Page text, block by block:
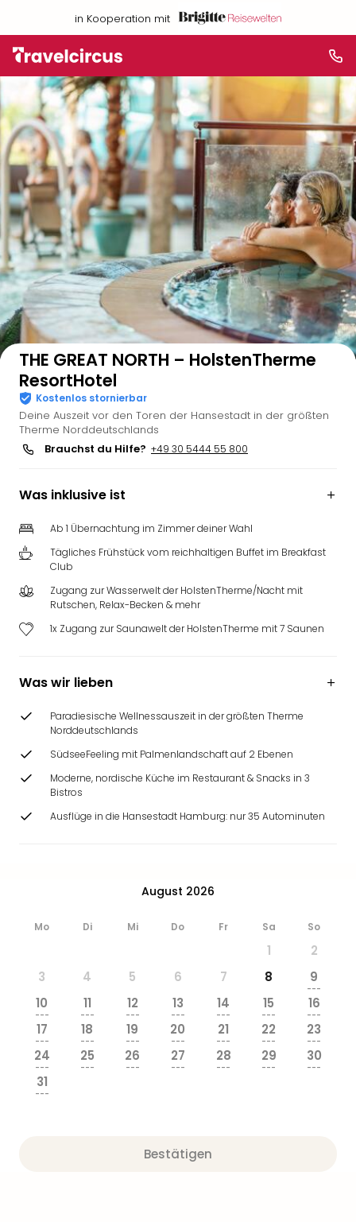
in Kooperation mit
Auf der Karte anzeigen
THE GREAT NORTH – HolstenTherme
ResortHotel
Kostenlos stornierbar
Deine Auszeit vor den Toren der Hansestadt in der größten
Therme Norddeutschlands
Brauchst du Hilfe? +49 30 5444 55 800
Was inklusive ist
Ab 1 Übernachtung im Zimmer deiner Wahl
Tägliches Frühstück vom reichhaltigen Buffet im Breakfast
Club
Zugang zur Wasserwelt der HolstenTherme/Nacht mit
Rutschen, Relax-Becken & mehr
1x Zugang zur Saunawelt der HolstenTherme mit 7 Saunen
Was wir lieben
Paradiesische Wellnessauszeit in der größten Therme
Norddeutschlands
SüdseeFeeling mit Palmenlandschaft auf 2 Ebenen
Moderne, nordische Küche im Restaurant & Snacks in 3
Bistros
Ausflüge in die Hansestadt Hamburg: nur 35 Autominuten
August 2026
Mo Di Mi Do Fr Sa So
1
2
3
4 5 6 7 8 9
---
10
---
11
---
12
---
13
---
14
---
15
---
16
---
17
---
18
---
19
---
20
---
21
---
22
---
23
---
24
---
25
---
26
---
27
---
28
---
29
---
30
---
31
---
Bestätigen